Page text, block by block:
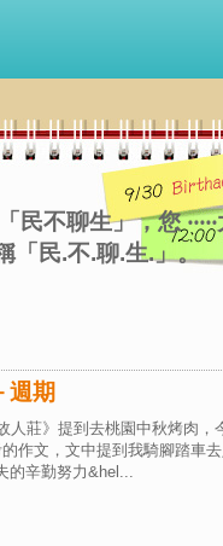
民不聊生」，您
「民.不.聊.生.」。
週期
莊》提到去桃園中秋烤肉，
作文，文中提到我騎腳踏車去
的辛勤努力&hel...